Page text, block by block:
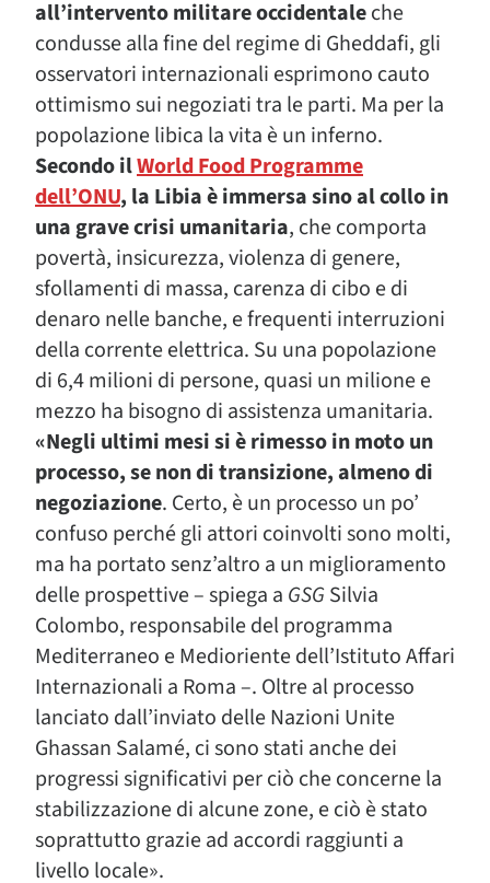
all’intervento militare occidentaleche
condusse alla fine del regime di Gheddafi, gli
osservatori internazionali esprimono cauto
ottimismo sui negoziati tra le parti. Ma per la
popolazione libica la vita è un inferno.
Secondo ilWorld Food Programme
dell’ONU, la Libia è immersa sino al collo in
una grave crisi umanitaria, che comporta
povertà, insicurezza, violenza di genere,
sfollamenti di massa, carenza di cibo e di
denaro nelle banche, e frequenti interruzioni
della corrente elettrica. Su una popolazione
di 6,4 milioni di persone, quasi un milione e
mezzo ha bisogno di assistenza umanitaria.
«Negli ultimi mesi si è rimesso in moto un
processo, se non di transizione, almeno di
negoziazione. Certo, è un processo un po’
confuso perché gli attori coinvolti sono molti,
ma ha portato senz’altro a un miglioramento
delle prospettive – spiega a GSGSilvia
Colombo, responsabile del programma
Mediterraneo e Medioriente dell’Istituto Affari
Internazionali a Roma –. Oltre al processo
lanciato dall’inviato delle Nazioni Unite
Ghassan Salamé, ci sono stati anche dei
progressi significativi per ciò che concerne la
stabilizzazione di alcune zone, e ciò è stato
soprattutto grazie ad accordi raggiunti a
livello locale».